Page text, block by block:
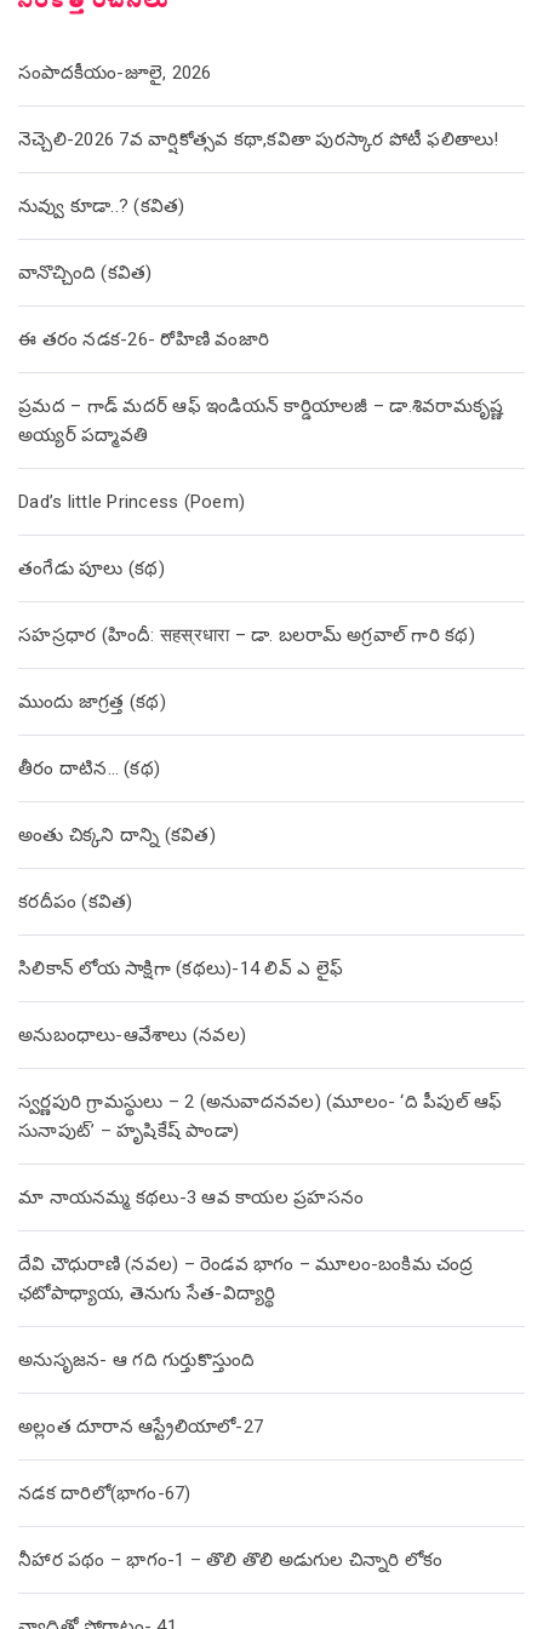
సంపాదకీయం-జూలై, 2026
నెచ్చెలి-2026 7వ వార్షికోత్సవ కథా,కవితా పురస్కార పోటీ ఫలితాలు!
నువ్వు కూడా..? (కవిత)
వానొచ్చింది (కవిత)
ఈ తరం నడక-26- రోహిణి వంజారి
ప్రమద – గాడ్ మదర్ ఆఫ్ ఇండియన్ కార్డియాలజీ – డా.శివరామకృష్ణ
అయ్యర్ పద్మావతి
Dad’s little Princess (Poem)
తంగేడు పూలు (క‌థ‌)
సహస్రధార (హిందీ: सहस्रधारा – డా. బలరామ్ అగ్రవాల్ గారి కథ)
ముందు జాగ్రత్త (క‌థ‌)
తీరం దాటిన… (క‌థ‌)
అంతు చిక్కని దాన్ని (కవిత)
కరదీపం (కవిత)
సిలికాన్ లోయ సాక్షిగా (కథలు)-14 లివ్ ఎ లైఫ్
అనుబంధాలు-ఆవేశాలు (నవల)
స్వర్ణపురి గ్రామస్థులు – 2 (అనువాదనవల) (మూలం- ‘ది పీపుల్ ఆఫ్
సునాపుట్’ – హృషికేష్ పాండా)
మా నాయనమ్మ కథలు-3 ఆవ కాయల ప్రహసనం
దేవి చౌధురాణి (నవల) – రెండవ భాగం – మూలం-బంకిమ చంద్ర
ఛటోపాధ్యాయ, తెనుగు సేత-విద్యార్థి
అనుసృజన- ఆ గది గుర్తుకొస్తుంది
అల్లంత దూరాన ఆస్ట్రేలియాలో-27
నడక దారిలో(భాగం-67)
నీహార పథం – భాగం-1 – తొలి తొలి అడుగుల చిన్నారి లోకం